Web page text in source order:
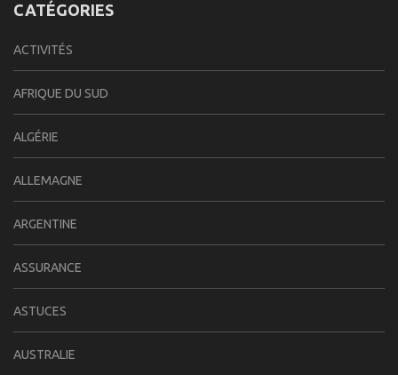
CATÉGORIES
ACTIVITÉS
AFRIQUE DU SUD
ALGÉRIE
ALLEMAGNE
ARGENTINE
ASSURANCE
ASTUCES
AUSTRALIE